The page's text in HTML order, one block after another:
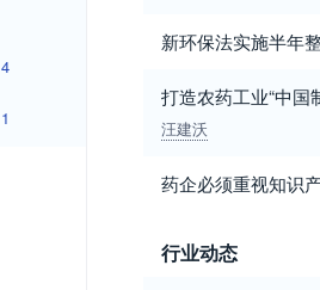
4
1
新环保法实施半年
打造农药工业“中国
汪建沃
药企必须重视知识
行业动态